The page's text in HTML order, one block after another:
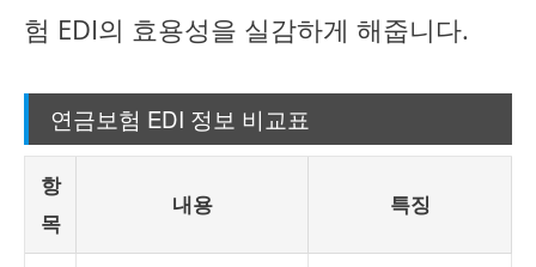
험 EDI의 효용성을 실감하게 해줍니다.
연금보험 EDI 정보 비교표
항
목
내용 특징